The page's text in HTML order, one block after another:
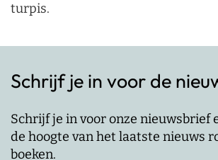
turpis.
Schrijf je in voor de
Schrijf je in voor onze nieuwsbrief
de hoogte van het laatste nieuws
boeken.